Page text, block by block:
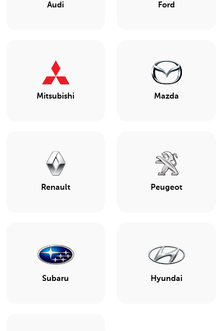
Audi Ford
Mitsubishi Mazda
Renault Peugeot
Subaru Hyundai